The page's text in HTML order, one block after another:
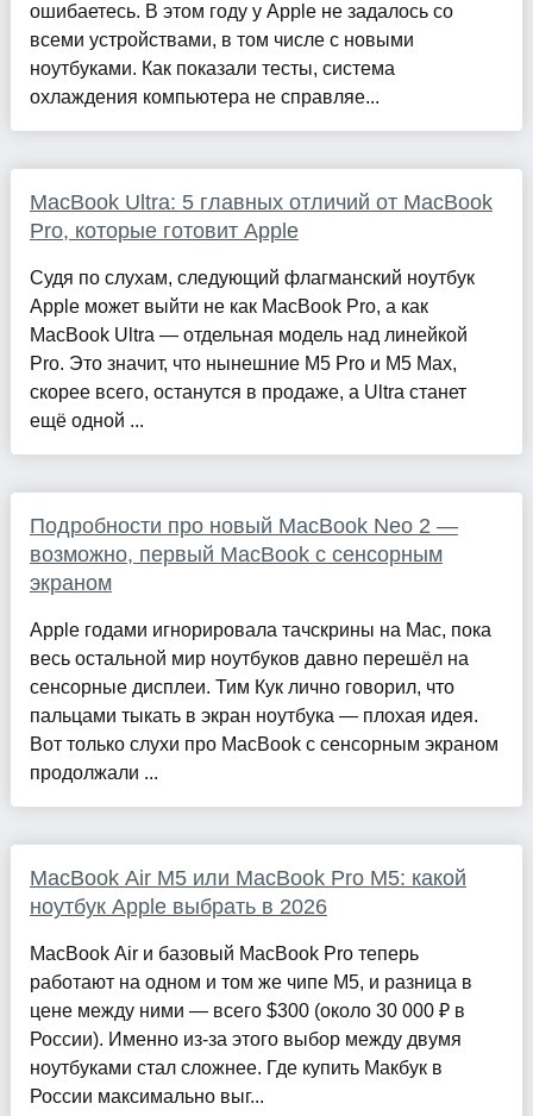
ошибаетесь. В этом году у Apple не задалось со
всеми устройствами, в том числе с новыми
ноутбуками. Как показали тесты, система
охлаждения компьютера не справляе...
MacBook Ultra: 5 главных отличий от MacBook
Pro, которые готовит Apple
Судя по слухам, следующий флагманский ноутбук
Apple может выйти не как MacBook Pro, а как
MacBook Ultra — отдельная модель над линейкой
Pro. Это значит, что нынешние M5 Pro и M5 Max,
скорее всего, останутся в продаже, а Ultra станет
ещё одной ...
Подробности про новый MacBook Neo 2 —
возможно, первый MacBook с сенсорным
экраном
Apple годами игнорировала тачскрины на Mac, пока
весь остальной мир ноутбуков давно перешёл на
сенсорные дисплеи. Тим Кук лично говорил, что
пальцами тыкать в экран ноутбука — плохая идея.
Вот только слухи про MacBook с сенсорным экраном
продолжали ...
MacBook Air M5 или MacBook Pro M5: какой
ноутбук Apple выбрать в 2026
MacBook Air и базовый MacBook Pro теперь
работают на одном и том же чипе M5, и разница в
цене между ними — всего $300 (около 30 000 ₽ в
России). Именно из-за этого выбор между двумя
ноутбуками стал сложнее. Где купить Макбук в
России максимально выг...